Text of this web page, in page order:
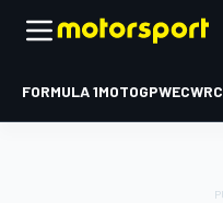
FORMULA 1MOTOGPWECWRC